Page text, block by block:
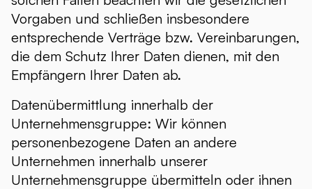
Vorgaben und schließen insbesondere
entsprechende Verträge bzw. Vereinbarungen,
die dem Schutz Ihrer Daten dienen, mit den
Empfängern Ihrer Daten ab.
Datenübermittlung innerhalb der
Unternehmensgruppe: Wir können
personenbezogene Daten an andere
Unternehmen innerhalb unserer
Unternehmensgruppe übermitteln oder ihnen